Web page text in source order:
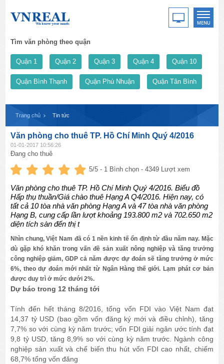
Tìm văn phòng theo quận
Quận 1 Quận 2 Quận 3 Quận 4 Quận 10
Quận Bình Thạnh Quận Phú Nhuận Quận Tân Bình
Trang chủ Tin tức
Văn phòng cho thuê TP. Hồ Chí Minh Quý 4/2016
01-01-2017 10:56:26
Đang cho thuê
5/5 - 1 Bình chọn - 4349 Lượt xem
Văn phòng cho thuê TP. Hồ Chí Minh Quý 4/2016. Biểu đồ
Hấp thụ thuần/Giá chào thuê Hạng A Q4/2016. Hiện nay, có
tất cả 10 tòa nhà văn phòng Hạng A và 47 tòa nhà văn phòng
Hạng B, cung cấp lần lượt khoảng 193.800 m2 và 702.650 m2
diện tích sàn đến thị t
Nhìn chung, Việt Nam đã có 1 nền kinh tế ổn định từ đầu năm nay. Mặc
dù gặp khó khăn trong vấn đề sản xuất nông nghiệp và tăng trưởng
công nghiệp giảm, GDP cả năm được dự đoán sẽ tăng trưởng ở mức
6%, theo dự đoán mới nhất từ Ngân Hàng thế giới. Lạm phát cơ bản
được duy trì ở mức dưới 2%.
Dự báo trong 12 tháng tới
Tính đến hết tháng 8/2016, tổng vốn FDI vào Việt Nam đạt
14,37 tỷ USD (bao gồm vốn đăng ký mới và điều chỉnh), tăng
7,7% so với cùng kỳ năm trước; vốn FDI giải ngân ước tính đạt
9,8 tỷ USD, tăng 8,9% so với cùng kỳ năm trước. Ngành công
nghiệp sản xuất và chế biến thu hút vốn FDI cao nhất, chiếm
68,7% tổng vốn đăng